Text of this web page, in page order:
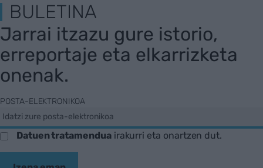
BULETINA
Jarrai itzazu gure istorio,
erreportaje eta elkarrizketa
onenak.
POSTA-ELEKTRONIKOA
Datuen tratamenduairakurri eta onartzen dut.